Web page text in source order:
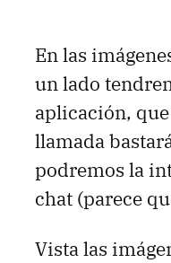
En las
un lado
aplicación,
llamada
podremos la
chat (parece
Vista las